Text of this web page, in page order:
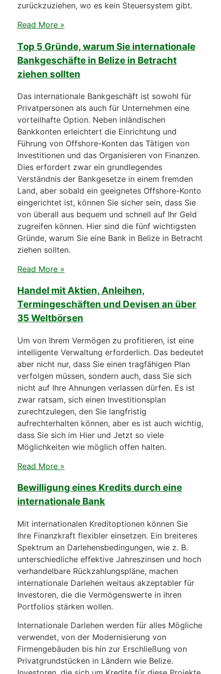
zurückzuziehen, wo es kein Steuersystem gibt.
Read More »
Top 5 Gründe, warum Sie internationale
Bankgeschäfte in Belize in Betracht
ziehen sollten
Das internationale Bankgeschäft ist sowohl für
Privatpersonen als auch für Unternehmen eine
vorteilhafte Option. Neben inländischen
Bankkonten erleichtert die Einrichtung und
Führung von Offshore-Konten das Tätigen von
Investitionen und das Organisieren von Finanzen.
Dies erfordert zwar ein grundlegendes
Verständnis der Bankgesetze in einem fremden
Land, aber sobald ein geeignetes Offshore-Konto
eingerichtet ist, können Sie sicher sein, dass Sie
von überall aus bequem und schnell auf Ihr Geld
zugreifen können. Hier sind die fünf wichtigsten
Gründe, warum Sie eine Bank in Belize in Betracht
ziehen sollten.
Read More »
Handel mit Aktien, Anleihen,
Termingeschäften und Devisen an über
35 Weltbörsen
Um von Ihrem Vermögen zu profitieren, ist eine
intelligente Verwaltung erforderlich. Das bedeutet
aber nicht nur, dass Sie einen tragfähigen Plan
verfolgen müssen, sondern auch, dass Sie sich
nicht auf Ihre Ahnungen verlassen dürfen. Es ist
zwar ratsam, sich einen Investitionsplan
zurechtzulegen, den Sie langfristig
aufrechterhalten können, aber es ist auch wichtig,
dass Sie sich im Hier und Jetzt so viele
Möglichkeiten wie möglich offen halten.
Read More »
Bewilligung eines Kredits durch eine
internationale Bank
Mit internationalen Kreditoptionen können Sie
Ihre Finanzkraft flexibler einsetzen. Ein breiteres
Spektrum an Darlehensbedingungen, wie z. B.
unterschiedliche effektive Jahreszinsen und hoch
verhandelbare Rückzahlungspläne, machen
internationale Darlehen weitaus akzeptabler für
Investoren, die die Vermögenswerte in ihren
Portfolios stärken wollen.
Internationale Darlehen werden für alles Mögliche
verwendet, von der Modernisierung von
Firmengebäuden bis hin zur Erschließung von
Privatgrundstücken in Ländern wie Belize.